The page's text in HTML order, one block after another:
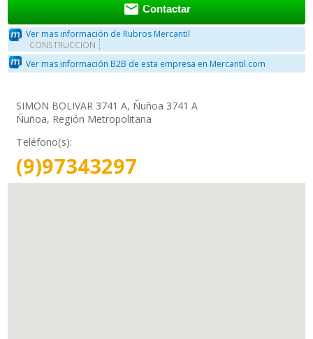
 Contactar
Ver mas información de Rubros Mercantil
CONSTRUCCION
Ver mas información B2B de esta empresa en Mercantil.com
SIMON BOLIVAR 3741 A, Ñuñoa 3741 A
Ñuñoa, Región Metropolitana
Teléfono(s):
(9)97343297